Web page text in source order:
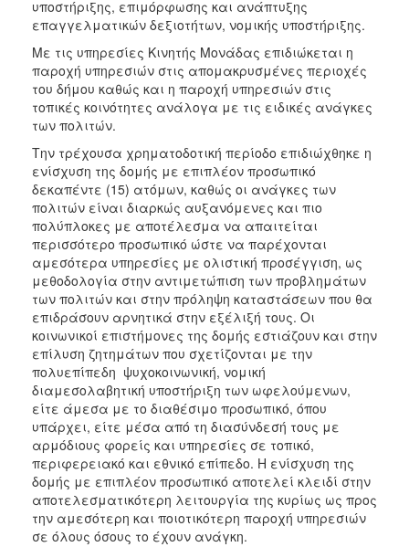
υποστήριξης, επιμόρφωσης και ανάπτυξης
επαγγελματικών δεξιοτήτων, νομικής υποστήριξης.
Με τις υπηρεσίες Κινητής Μονάδας επιδιώκεται η
παροχή υπηρεσιών στις απομακρυσμένες περιοχές
του δήμου καθώς και η παροχή υπηρεσιών στις
τοπικές κοινότητες ανάλογα με τις ειδικές ανάγκες
των πολιτών.
Την τρέχουσα χρηματοδοτική περίοδο επιδιώχθηκε η
ενίσχυση της δομής με επιπλέον προσωπικό
δεκαπέντε (15) ατόμων, καθώς οι ανάγκες των
πολιτών είναι διαρκώς αυξανόμενες και πιο
πολύπλοκες με αποτέλεσμα να απαιτείται
περισσότερο προσωπικό ώστε να παρέχονται
αμεσότερα υπηρεσίες με ολιστική προσέγγιση, ως
μεθοδολογία στην αντιμετώπιση των προβλημάτων
των πολιτών και στην πρόληψη καταστάσεων που θα
επιδράσουν αρνητικά στην εξέλιξή τους. Οι
κοινωνικοί επιστήμονες της δομής εστιάζουν και στην
επίλυση ζητημάτων που σχετίζονται με την
πολυεπίπεδη ψυχοκοινωνική, νομική
διαμεσολαβητική υποστήριξη των ωφελούμενων,
είτε άμεσα με το διαθέσιμο προσωπικό, όπου
υπάρχει, είτε μέσα από τη διασύνδεσή τους με
αρμόδιους φορείς και υπηρεσίες σε τοπικό,
περιφερειακό και εθνικό επίπεδο. Η ενίσχυση της
δομής με επιπλέον προσωπικό αποτελεί κλειδί στην
αποτελεσματικότερη λειτουργία της κυρίως ως προς
την αμεσότερη και ποιοτικότερη παροχή υπηρεσιών
σε όλους όσους το έχουν ανάγκη.